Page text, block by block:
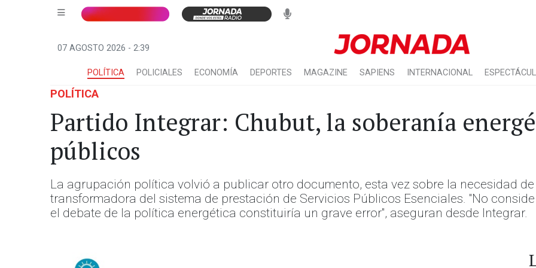
07 AGOSTO 2026 - 2:39
POLÍTICA POLICIALES ECONOMÍA DEPORTES MAGAZINE SAPIENS INTERNACIONAL
POLÍTICA
Partido Integrar: Chubut, la soberanía
públicos
La agrupación política volvió a publicar otro documento, esta vez sobre la necesidad
transformadora del sistema de prestación de Servicios Públicos Esenciales. "No
el debate de la política energética constituiría un grave error", aseguran desde Integrar.